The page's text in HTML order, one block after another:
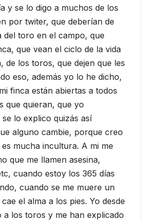
y se lo digo a muchos de los
por twiter, que deberían de
del toro en el campo, que
que vean el ciclo de la vida
de los toros, que dejen que les
eso, además yo lo he dicho,
finca están abiertas a todos
que quieran, que yo
lo explico quizás así
alguno cambie, porque creo
mucha incultura. A mi me
que me llamen asesina,
cuando estoy los 365 días
cuando se me muere un
el alma a los pies. Yo desde
a los toros y me han explicado